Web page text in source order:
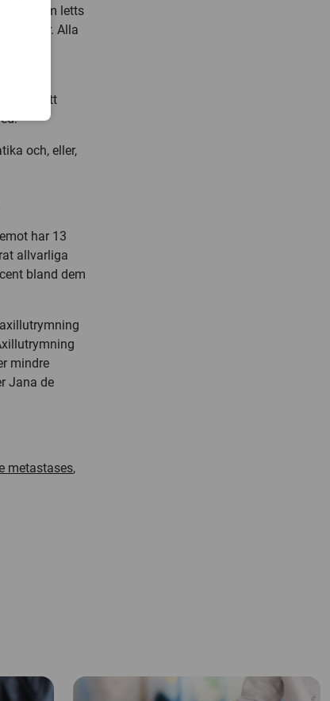
som letts
länder. Alla
att
och, eller,
har 13
allvarliga
bland dem
mindre
Jana de
metastases,